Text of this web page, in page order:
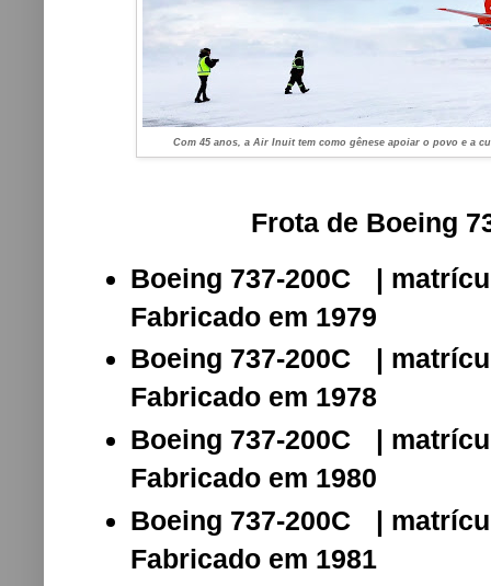
Com 45 anos, a Air Inuit tem como gênese apoiar o povo e
Frota de Boeing
Boeing 737-200C
|
Fabricado em 1979
Boeing 737-200C
|
Fabricado em 1978
Boeing 737-200C
|
Fabricado em 1980
Boeing 737-200C
|
Fabricado em 1981